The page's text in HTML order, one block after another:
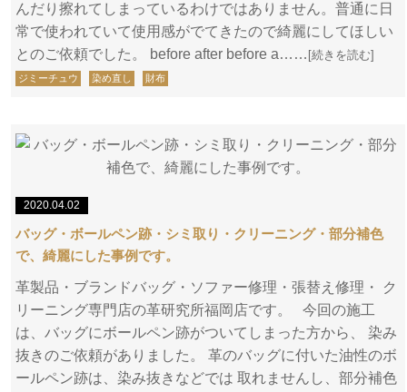
んだり擦れてしまっているわけではありません。普通に日
常で使われていて使用感がでてきたので綺麗にしてほしい
とのご依頼でした。 before after before a…… [続きを読む]
ジミーチュウ 染め直し 財布
2020.04.02
バッグ・ボールペン跡・シミ取り・クリーニング・部分補色
で、綺麗にした事例です。
革製品・ブランドバッグ・ソファー修理・張替え修理・ ク
リーニング専門店の革研究所福岡店です。 今回の施工
は、バッグにボールペン跡がついてしまった方から、 染み
抜きのご依頼がありました。 革のバッグに付いた油性のボ
ールペン跡は、染み抜きなどでは 取れませんし、部分補色